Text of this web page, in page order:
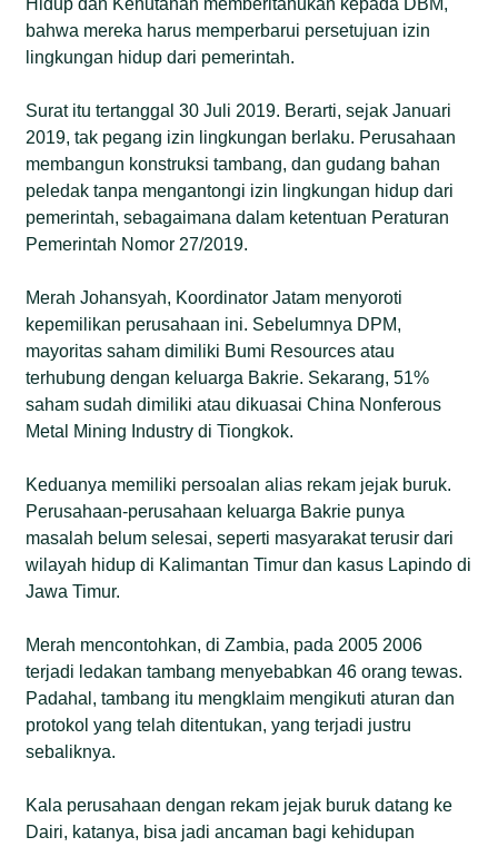
bahwa mereka harus memperbarui persetujuan izin
lingkungan hidup dari pemerintah.
Surat itu tertanggal 30 Juli 2019. Berarti, sejak Januari
2019, tak pegang izin lingkungan berlaku. Perusahaan
membangun konstruksi tambang, dan gudang bahan
peledak tanpa mengantongi izin lingkungan hidup dari
pemerintah, sebagaimana dalam ketentuan Peraturan
Pemerintah Nomor 27/2019.
Merah Johansyah, Koordinator Jatam menyoroti
kepemilikan perusahaan ini. Sebelumnya DPM,
mayoritas saham dimiliki Bumi Resources atau
terhubung dengan keluarga Bakrie. Sekarang, 51%
saham sudah dimiliki atau dikuasai China Nonferous
Metal Mining Industry di Tiongkok.
Keduanya memiliki persoalan alias rekam jejak buruk.
Perusahaan-perusahaan keluarga Bakrie punya
masalah belum selesai, seperti masyarakat terusir dari
wilayah hidup di Kalimantan Timur dan kasus Lapindo di
Jawa Timur.
Merah mencontohkan, di Zambia, pada 2005 2006
terjadi ledakan tambang menyebabkan 46 orang tewas.
Padahal, tambang itu mengklaim mengikuti aturan dan
protokol yang telah ditentukan, yang terjadi justru
sebaliknya.
Kala perusahaan dengan rekam jejak buruk datang ke
Dairi, katanya, bisa jadi ancaman bagi kehidupan